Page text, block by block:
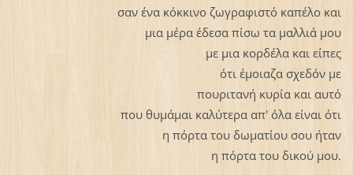
σαν ένα κόκκινο ζωγραφιστό καπέλο και
μια μέρα έδεσα πίσω τα μαλλιά μου
με μια κορδέλα και είπες
ότι έμοιαζα σχεδόν με
πουριτανή κυρία και αυτό
που θυμάμαι καλύτερα απ' όλα είναι ότι
η πόρτα του δωματίου σου ήταν
η πόρτα του δικού μου.